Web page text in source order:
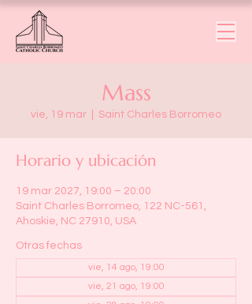
Mass
vie, 19 mar Saint Charles Borromeo
Horario y ubicación
19 mar 2027, 19:00 – 20:00
Saint Charles Borromeo, 122 NC-561,
Ahoskie, NC 27910, USA
Otras fechas
vie, 14 ago, 19:00
vie, 21 ago, 19:00